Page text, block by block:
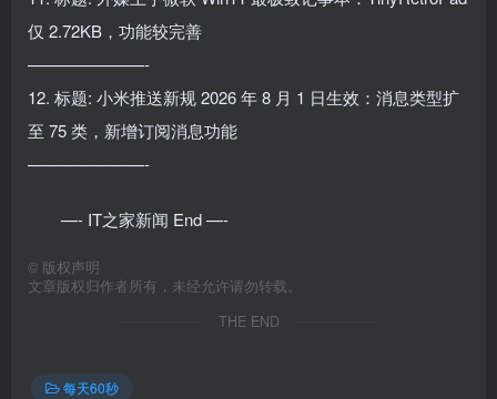
仅 2.72KB，功能较完善
———————-
12. 标题: 小米推送新规 2026 年 8 月 1 日生效：消息类型扩
至 75 类，新增订阅消息功能
———————-
—- IT之家新闻 End —-
© 版权声明
文章版权归作者所有，未经允许请勿转载。
THE END
每天60秒